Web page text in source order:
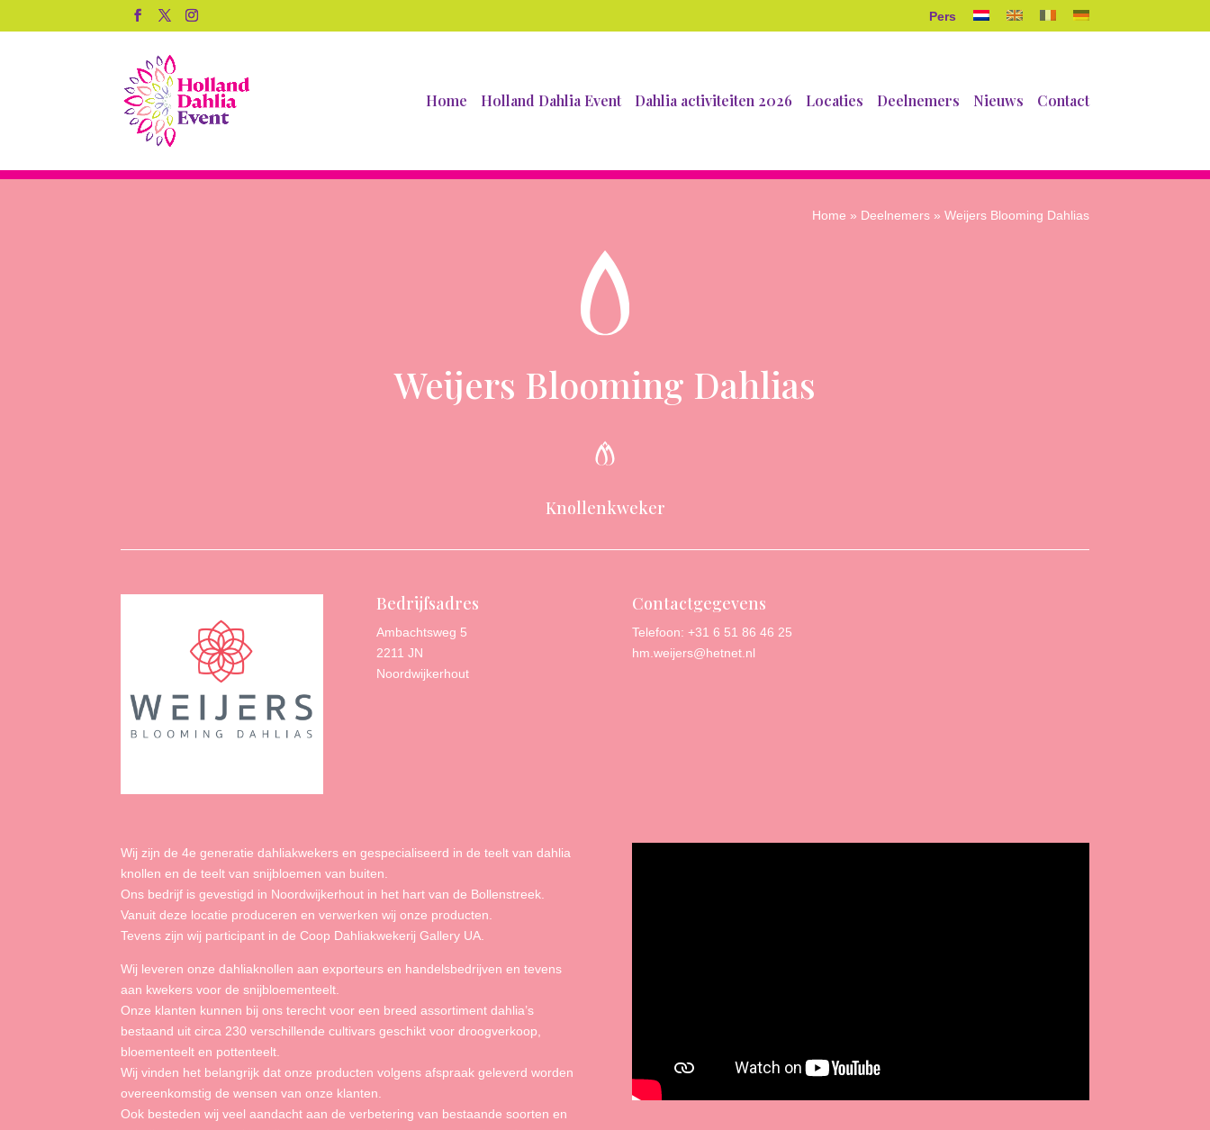
Pers
Home Holland Dahlia Event Dahlia activiteiten 2026 Locaties Deelnemers Nieuws Contact
Home » Deelnemers» Weijers Blooming Dahlias
Weijers Blooming Dahlias
Knollenkweker
Bedrijfsadres
Ambachtsweg 5
2211 JN
Noordwijkerhout
Contactgegevens
Telefoon: +31 6 51 86 46 25
hm.weijers@hetnet.nl
Wij zijn de 4e generatie dahliakwekers en gespecialiseerd in de teelt van dahlia
knollen en de teelt van snijbloemen van buiten.
Ons bedrijf is gevestigd in Noordwijkerhout in het hart van de Bollenstreek.
Vanuit deze locatie produceren en verwerken wij onze producten.
Tevens zijn wij participant in de Coop Dahliakwekerij Gallery UA.
Wij leveren onze dahliaknollen aan exporteurs en handelsbedrijven en tevens
aan kwekers voor de snijbloementeelt.
Onze klanten kunnen bij ons terecht voor een breed assortiment dahlia’s
bestaand uit circa 230 verschillende cultivars geschikt voor droogverkoop,
bloementeelt en pottenteelt.
Wij vinden het belangrijk dat onze producten volgens afspraak geleverd worden
overeenkomstig de wensen van onze klanten.
Ook besteden wij veel aandacht aan de verbetering van bestaande soorten en